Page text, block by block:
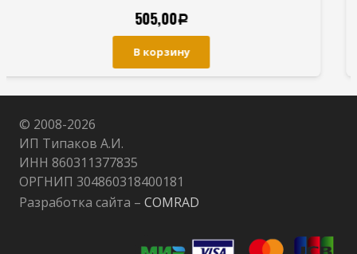
400,00
В корзину
© 2008-2026
ИП Типаков А.И.
ИНН 860311377835
ОРГНИП 304860318400181
Разработка сайта – COMRAD